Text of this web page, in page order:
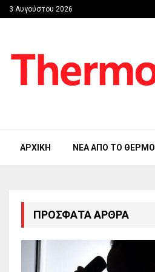
3 Αυγούστου 2026
ΑΡΧΙΚΉ ΝΈΑ ΑΠΟ ΤΟ ΘΈΡΜΟ
ΠΡΌΣΦΑΤΑ ΆΡΘΡΑ